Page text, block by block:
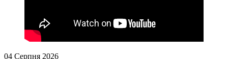
04 Серпня 2026